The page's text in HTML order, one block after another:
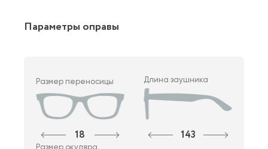
Параметры оправы
Размер переносицы
18
Длина заушника
143
Размер окуляра